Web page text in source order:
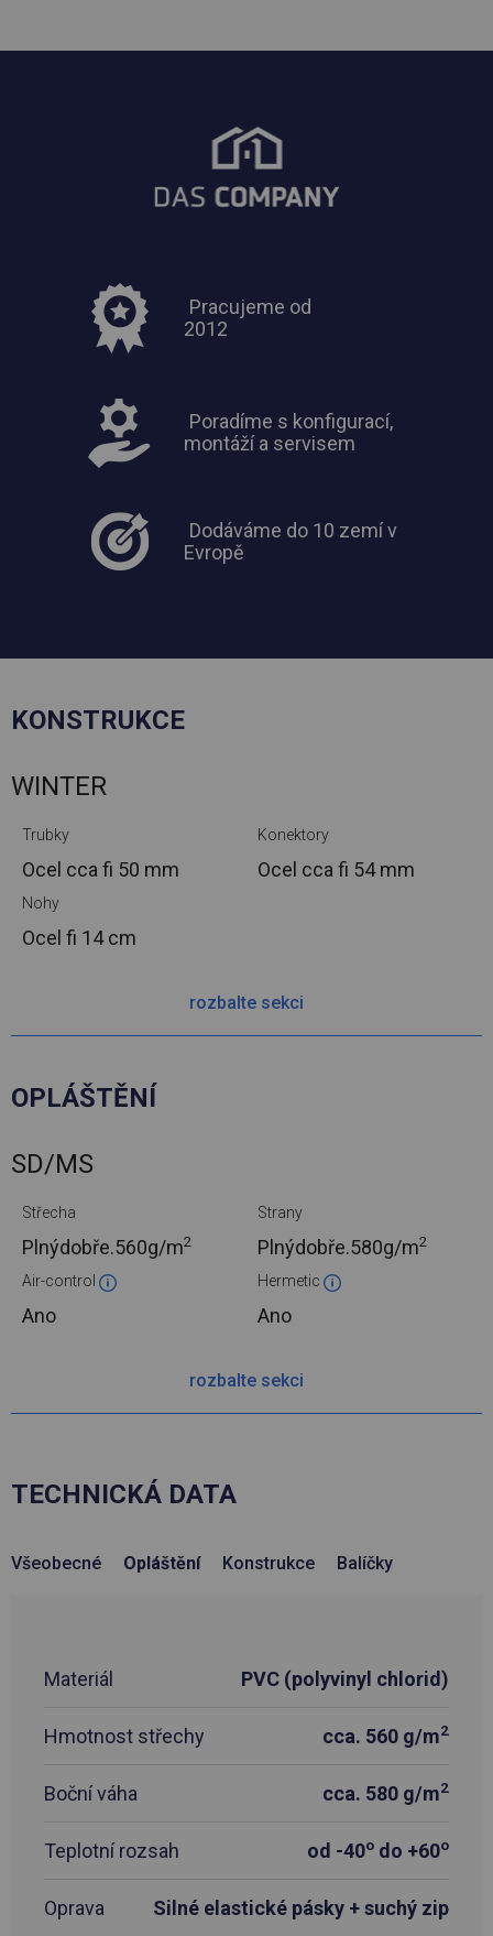
Pracujeme od
2012
Poradíme s konfigurací,
montáží a servisem
Dodáváme do 10 zemí v
Evropě
KONSTRUKCE
WINTER
Trubky
Ocel ccafi 50 mm
Konektory
Ocel ccafi 54 mm
Nohy
Ocel fi 14 cm
rozbalte sekci
OPLÁŠTĚNÍ
SD/MS
Střecha
Plnýdobře.560g/m2
Strany
Plnýdobře.580g/m2
Air-control
Ano
Hermetic
Ano
rozbalte sekci
TECHNICKÁ DATA
Všeobecné Opláštění Konstrukce Balíčky
Materiál PVC (polyvinyl chlorid)
Hmotnost střechy cca. 560 g/m2
Boční váha cca. 580 g/m2
Teplotní rozsah od -40o do +60o
Oprava Silné elastické pásky + suchý zip